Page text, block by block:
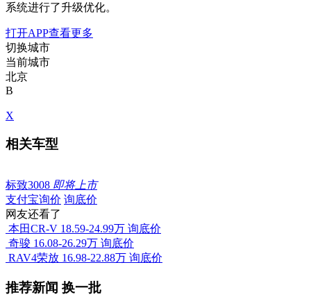
系统进行了升级优化。
打开APP查看更多
切换城市
当前城市
北京
B
X
相关车型
标致3008 即将上市
支付宝询价 询底价
网友还看了
本田CR-V 18.59-24.99万 询底价
奇骏 16.08-26.29万 询底价
RAV4荣放 16.98-22.88万 询底价
推荐新闻 换一批